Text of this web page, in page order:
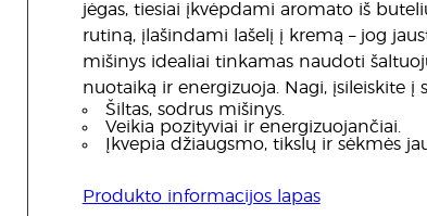
jėgas, tiesiai įkvėpdami aromato iš
rutiną, įlašindami lašelį į kremą – jog
mišinys idealiai tinkamas naudoti
nuotaiką ir energizuoja. Nagi, įsileiskite
Šiltas, sodrus mišinys.
Veikia pozityviai ir energizuojančiai.
Įkvepia džiaugsmo, tikslų ir sėkmės
Produkto informacijos lapas